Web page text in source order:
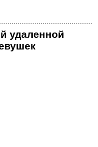
удаленной